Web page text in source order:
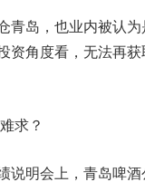
岛，也业内被认为
资角度看，无法再
求？
明会上，青岛啤酒